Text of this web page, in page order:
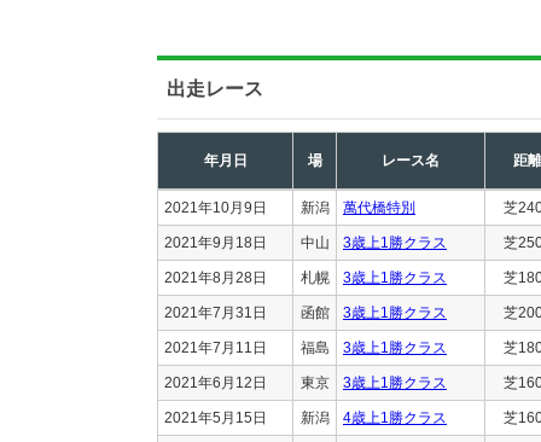
出走レース
年月日 場 レース名 距離
2021年10月9日 新潟 萬代橋特別 芝
2021年9月18日 中山 3歳上1勝クラス 芝
2021年8月28日 札幌 3歳上1勝クラス 芝
2021年7月31日 函館 3歳上1勝クラス 芝
2021年7月11日 福島 3歳上1勝クラス 芝
2021年6月12日 東京 3歳上1勝クラス 芝
2021年5月15日 新潟 4歳上1勝クラス 芝